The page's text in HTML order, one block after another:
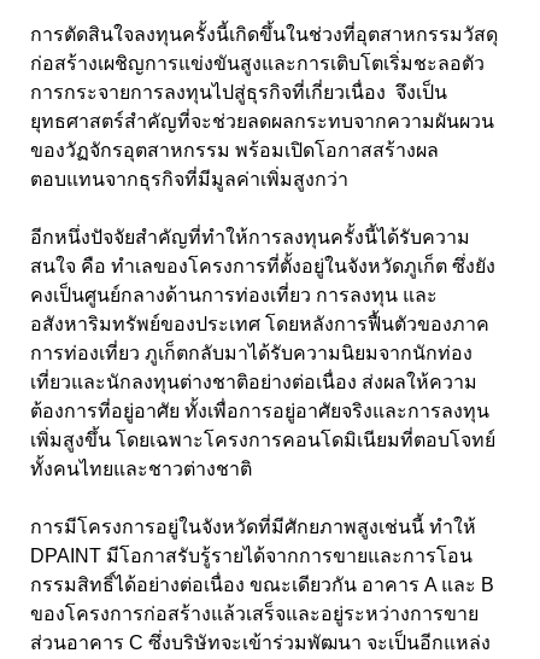
การตัดสินใจลงทุนครั้งนี้เกิดขึ้นในช่วงที่อุตสาหกรรมวัสดุ
ก่อสร้างเผชิญการแข่งขันสูงและการเติบโตเริ่มชะลอตัว
การกระจายการลงทุนไปสู่ธุรกิจที่เกี่ยวเนื่อง จึงเป็น
ยุทธศาสตร์สำคัญที่จะช่วยลดผลกระทบจากความผันผวน
ของวัฏจักรอุตสาหกรรม พร้อมเปิดโอกาสสร้างผล
ตอบแทนจากธุรกิจที่มีมูลค่าเพิ่มสูงกว่า
อีกหนึ่งปัจจัยสำคัญที่ทำให้การลงทุนครั้งนี้ได้รับความ
สนใจ คือ ทำเลของโครงการที่ตั้งอยู่ในจังหวัดภูเก็ต ซึ่งยัง
คงเป็นศูนย์กลางด้านการท่องเที่ยว การลงทุน และ
อสังหาริมทรัพย์ของประเทศ โดยหลังการฟื้นตัวของภาค
การท่องเที่ยว ภูเก็ตกลับมาได้รับความนิยมจากนักท่อง
เที่ยวและนักลงทุนต่างชาติอย่างต่อเนื่อง ส่งผลให้ความ
ต้องการที่อยู่อาศัย ทั้งเพื่อการอยู่อาศัยจริงและการลงทุน
เพิ่มสูงขึ้น โดยเฉพาะโครงการคอนโดมิเนียมที่ตอบโจทย์
ทั้งคนไทยและชาวต่างชาติ
การมีโครงการอยู่ในจังหวัดที่มีศักยภาพสูงเช่นนี้ ทำให้
DPAINT มีโอกาสรับรู้รายได้จากการขายและการโอน
กรรมสิทธิ์ได้อย่างต่อเนื่อง ขณะเดียวกัน อาคาร A และ B
ของโครงการก่อสร้างแล้วเสร็จและอยู่ระหว่างการขาย
ส่วนอาคาร C ซึ่งบริษัทจะเข้าร่วมพัฒนา จะเป็นอีกแหล่ง